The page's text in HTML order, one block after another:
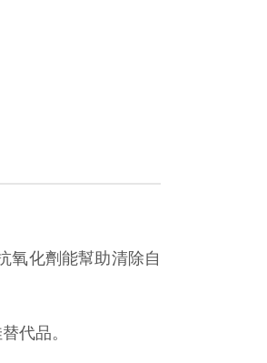
氧化劑能幫助清除自
代品。